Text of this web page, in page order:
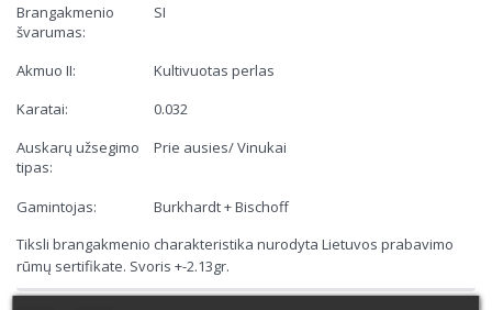
Brangakmenio
švarumas:
SI
Akmuo II:
Kultivuotas perlas
Karatai:
0.032
Auskarų užsegimo
tipas:
Prie ausies/ Vinukai
Gamintojas:
Burkhardt + Bischoff
Tiksli brangakmenio charakteristika nurodyta Lietuvos prabavimo
rūmų sertifikate. Svoris +-2.13gr.